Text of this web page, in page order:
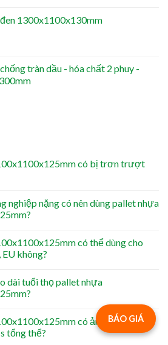
1300x1100x130mm
tràn dầu - hóa chất 2 phuy -
có bị trơn trượt
nghiệp nặng có nên dùng pallet nhựa
có thể dùng cho
không?
dài tuổi thọ pallet nhựa
có ảnh hưởng đến
tổng thể?
BÁO GIÁ